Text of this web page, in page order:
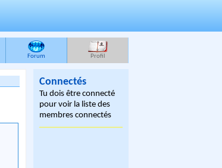
Forum Profil
Connectés
Tu dois être connecté
pour voir la liste des
membres connectés